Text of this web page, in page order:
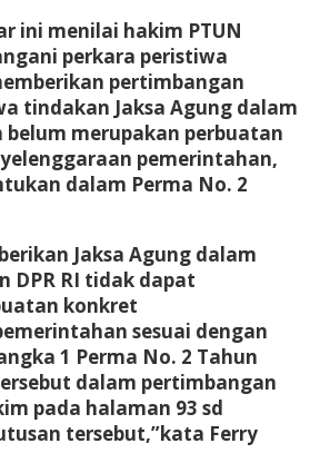
ini menilai hakim PTUN
perkara peristiwa
pertimbangan
tindakan Jaksa Agung dalam
merupakan perbuatan
pemerintahan,
dalam Perma No. 2
Jaksa Agung dalam
DPR RI tidak dapat
konkret
sesuai dengan
1 Perma No. 2 Tahun
dalam pertimbangan
pada halaman 93 sd
tersebut,”kata Ferry